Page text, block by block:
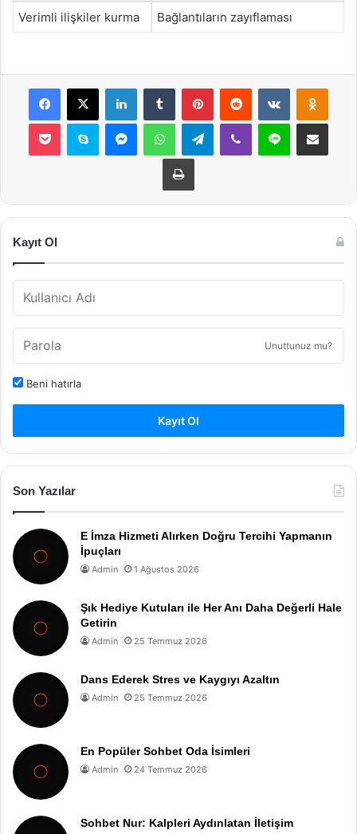
Verimli ilişkiler kurma Bağlantıların zayıflaması
Facebook
X LinkedInTumblr PinterestReddit VKontakte
Pocket Skype MessengerWhatsAppTelegramViber Line E-Posta ile
Yazdır
Kayıt Ol
Unuttunuz mu?
Beni hatırla
Kayıt Ol
Son Yazılar
E İmza Hizmeti Alırken Doğru Tercihi Yapmanın
İpuçları
Admin 1 Ağustos 2026
Şık Hediye Kutuları ile Her Anı Daha Değerli Hale
Getirin
Admin 25 Temmuz 2026
Dans Ederek Stres ve Kaygıyı Azaltın
Admin 25 Temmuz 2026
En Popüler Sohbet Oda İsimleri
Admin 24 Temmuz 2026
Sohbet Nur: Kalpleri Aydınlatan İletişim